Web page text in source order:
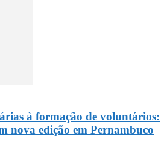
à formação de voluntários:
nova edição em Pernambuco